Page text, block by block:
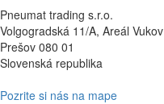
Pneumat trading s.r.o.
Volgogradská 11/A, Areál Vukov
Prešov 080 01
Slovenská republika
Pozrite si nás na mape